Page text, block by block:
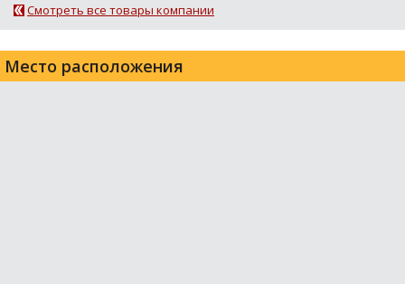
Смотреть все товары компании
Место расположения